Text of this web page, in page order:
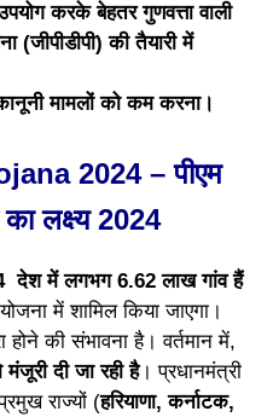
करके बेहतर गुणवत्ता वाली
(जीपीडीपी) की तैयारी में
मामलों को कम करना।
2024 – पीएम
का लक्ष्य 2024
देश में लगभग 6.62 लाख गांव हैं
में शामिल किया जाएगा।
होने की संभावना है। वर्तमान में,
दी जा रही है। प्रधानमंत्री
राज्यों (हरियाणा, कर्नाटक,